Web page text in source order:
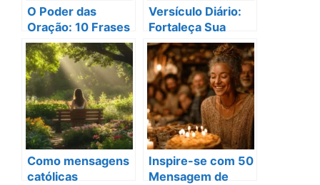
O Poder das
Oração: 10 Frases
que Transformam
sua Vida Espiritual
Diariamente
Versículo Diário:
Fortaleça Sua
Conexão Espiritual
Como mensagens
católicas
Inspire-se com 50
Mensagem de